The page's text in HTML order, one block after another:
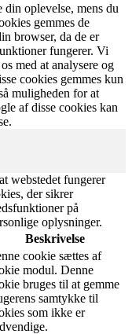
oplevelse, mens du
gemmes de
browser, da de er
fungerer. Vi
med at analysere og
cookies gemmes kun
muligheden for at
af disse cookies kan
webstedet fungerer
der sikrer
på
oplysninger.
Beskrivelse
cookie sættes af
modul. Denne
bruges til at gemme
samtykke til
som ikke er